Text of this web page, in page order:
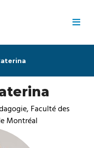
≡
Faculté des
Montréal